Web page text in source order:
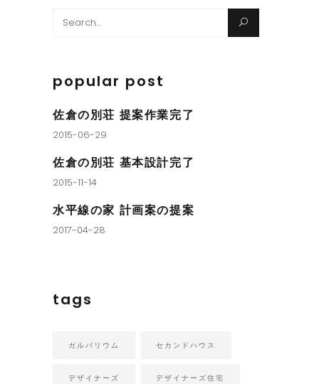
Search
popular post
佐倉の別荘 提案作業完了
2015-06-29
佐倉の別荘 基本設計完了
2015-11-14
水平線の家 計画案の提案
2017-04-28
tags
ガルバリウム セカンドハウス
デザイナーズ デザイナーズ住宅